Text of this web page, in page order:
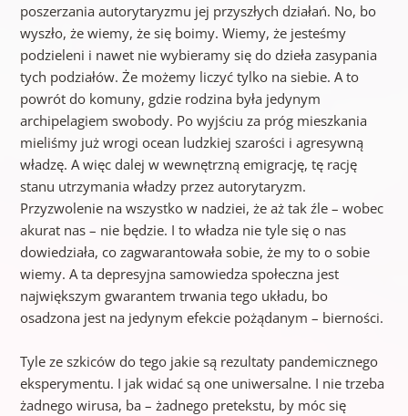
poszerzania autorytaryzmu jej przyszłych działań. No, bo
wyszło, że wiemy, że się boimy. Wiemy, że jesteśmy
podzieleni i nawet nie wybieramy się do dzieła zasypania
tych podziałów. Że możemy liczyć tylko na siebie. A to
powrót do komuny, gdzie rodzina była jedynym
archipelagiem swobody. Po wyjściu za próg mieszkania
mieliśmy już wrogi ocean ludzkiej szarości i agresywną
władzę. A więc dalej w wewnętrzną emigrację, tę rację
stanu utrzymania władzy przez autorytaryzm.
Przyzwolenie na wszystko w nadziei, że aż tak źle – wobec
akurat nas – nie będzie. I to władza nie tyle się o nas
dowiedziała, co zagwarantowała sobie, że my to o sobie
wiemy. A ta depresyjna samowiedza społeczna jest
największym gwarantem trwania tego układu, bo
osadzona jest na jedynym efekcie pożądanym – bierności.
Tyle ze szkiców do tego jakie są rezultaty pandemicznego
eksperymentu. I jak widać są one uniwersalne. I nie trzeba
żadnego wirusa, ba – żadnego pretekstu, by móc się